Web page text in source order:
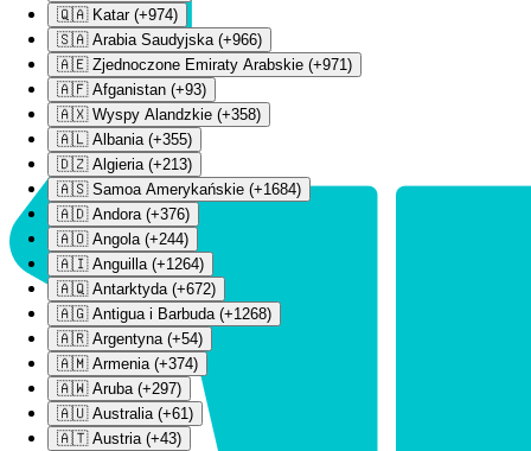
🇶🇦 Katar (+974)
🇸🇦 Arabia Saudyjska (+966)
🇦🇪 Zjednoczone Emiraty Arabskie (+971)
🇦🇫 Afganistan (+93)
🇦🇽 Wyspy Alandzkie (+358)
🇦🇱 Albania (+355)
🇩🇿 Algieria (+213)
🇦🇸 Samoa Amerykańskie (+1684)
🇦🇩 Andora (+376)
🇦🇴 Angola (+244)
🇦🇮 Anguilla (+1264)
🇦🇶 Antarktyda (+672)
🇦🇬 Antigua i Barbuda (+1268)
🇦🇷 Argentyna (+54)
🇦🇲 Armenia (+374)
🇦🇼 Aruba (+297)
🇦🇺 Australia (+61)
🇦🇹 Austria (+43)